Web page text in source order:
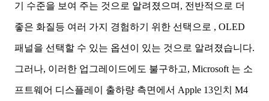
기 수준을 보여 주는 것으로 알려졌으며, 전반적으로 더
좋은 화질등 여러 가지 경험하기 위한 선택으로 , OLED
패널을 선택할 수 있는 옵션이 있는 것으로 알려졌습니다.
그러나, 이러한 업그레이드에도 불구하고, Microsoft 는 소
프트웨어 디스플레이 출하량 측면에서 Apple 13인치 M4